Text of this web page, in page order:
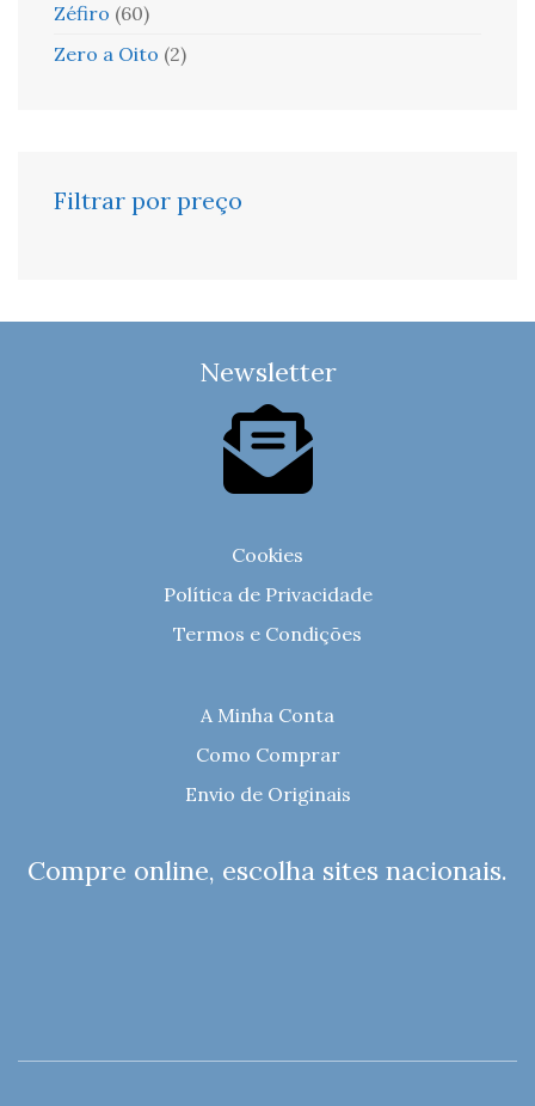
Zéfiro (60)
Zero a Oito (2)
Filtrar por preço
Newsletter
Cookies
Política de Privacidade
Termos e Condições
A Minha Conta
Como Comprar
Envio de Originais
Compre online, escolha sites nacionais.